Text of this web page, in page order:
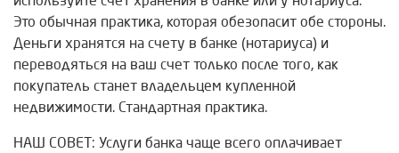
Это обычная практика, которая обезопасит обе стороны.
Деньги хранятся на счету в банке (нотариуса) и
переводяться на ваш счет только после того, как
покупатель станет владельцем купленной
недвижимости. Стандартная практика.
НАШ СОВЕТ: Услуги банка чаще всего оплачивает